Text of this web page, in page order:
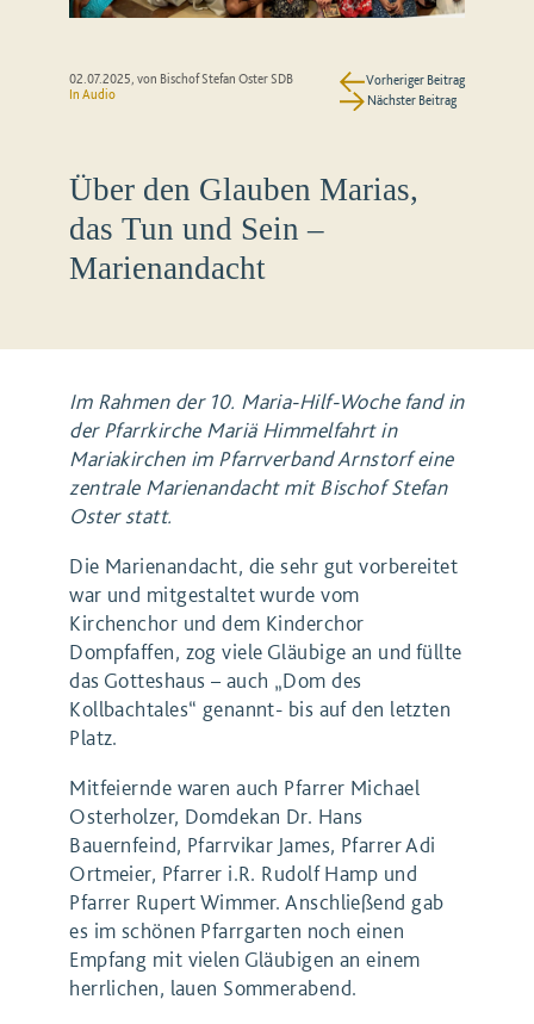
02.07.2025, von Bischof Stefan Oster SDB
In Audio
Vorheriger Beitrag
Nächster Beitrag
Über den Glauben Marias,
das Tun und Sein –
Marienandacht
Im Rahmen der 10. Maria-Hilf-Woche fand in
der Pfarrkirche Mariä Himmelfahrt in
Mariakirchen im Pfarrverband Arnstorf eine
zentrale Marienandacht mit Bischof Stefan
Oster statt.
Die Marienandacht, die sehr gut vorbereitet
war und mitgestaltet wurde vom
Kirchenchor und dem Kinderchor
Dompfaffen, zog viele Gläubige an und füllte
das Gotteshaus – auch „Dom des
Kollbachtales“ genannt- bis auf den letzten
Platz.
Mitfeiernde waren auch Pfarrer Michael
Osterholzer, Domdekan Dr. Hans
Bauernfeind, Pfarrvikar James, Pfarrer Adi
Ortmeier, Pfarrer i.R. Rudolf Hamp und
Pfarrer Rupert Wimmer. Anschließend gab
es im schönen Pfarrgarten noch einen
Empfang mit vielen Gläubigen an einem
herrlichen, lauen Sommerabend.